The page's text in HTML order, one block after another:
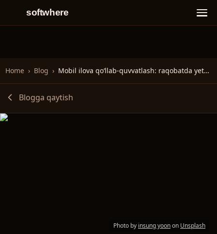
softwhere
Home › Blog › Mobil ilova qoʻllab-quvvatlash: raqobatda yetakchi boʻling
Blogga qaytish
Photo by insung yoonon Unsplash